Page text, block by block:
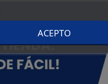
ACEPTO